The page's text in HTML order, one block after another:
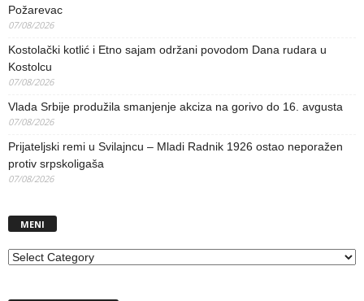
Požarevac
07/08/2026
Kostolački kotlić i Etno sajam održani povodom Dana rudara u
Kostolcu
07/08/2026
Vlada Srbije produžila smanjenje akciza na gorivo do 16. avgusta
07/08/2026
Prijateljski remi u Svilajncu – Mladi Radnik 1926 ostao neporažen
protiv srpskoligaša
07/08/2026
MENI
MENI